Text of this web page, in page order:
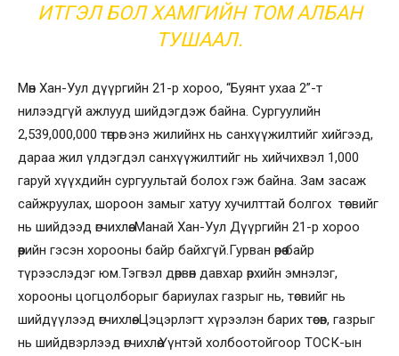
ИТГЭЛ БОЛ ХАМГИЙН ТОМ АЛБАН
ТУШААЛ.
Мөн Хан-Уул дүүргийн 21-р хороо, “Буянт ухаа 2”-т
нилээдгүй ажлууд шийдэгдэж байна. Сургуулийн
2,539,000,000 төгрөг энэ жилийнх нь санхүүжилтийг хийгээд,
дараа жил үлдэгдэл санхүүжилтийг нь хийчихвэл 1,000
гаруй хүүхдийн сургуультай болох гэж байна. Зам засаж
сайжруулах, шороон замыг хатуу хучилттай болгох төсвийг
нь шийдээд өгчихлөө. Манай Хан-Уул Дүүргийн 21-р хороо
өөрийн гэсэн хорооны байр байхгүй.Гурван өрөө байр
түрээслэдэг юм.Тэгвэл дөрвөн давхар өрхийн эмнэлэг,
хорооны цогцолборыг бариулах газрыг нь, төсвийг нь
шийдүүлээд өгчихлөө. Цэцэрлэгт хүрээлэн барих төсөв, газрыг
нь шийдвэрлээд өгчихлөө.Үүнтэй холбоотойгоор ТОСК-ын